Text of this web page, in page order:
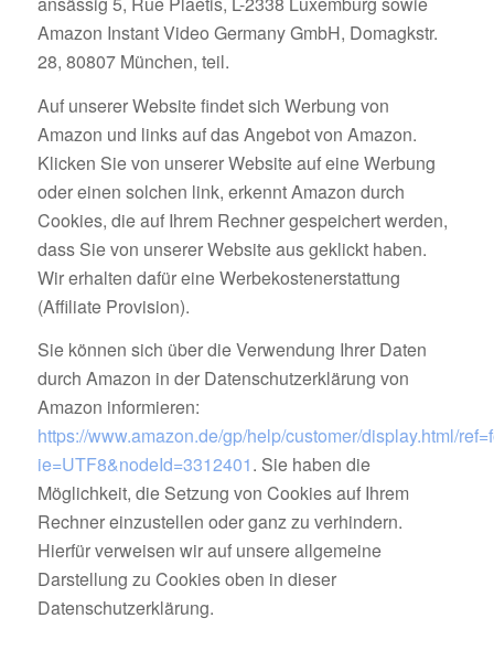
Amazon Instant Video Germany GmbH, Domagkstr.
28, 80807 München, teil.
Auf unserer Website findet sich Werbung von
Amazon und links auf das Angebot von Amazon.
Klicken Sie von unserer Website auf eine Werbung
oder einen solchen link, erkennt Amazon durch
Cookies, die auf Ihrem Rechner gespeichert werden,
dass Sie von unserer Website aus geklickt haben.
Wir erhalten dafür eine Werbekostenerstattung
(Affiliate Provision).
Sie können sich über die Verwendung Ihrer Daten
durch Amazon in der Datenschutzerklärung von
Amazon informieren:
https://www.amazon.de/gp/help/customer/display.html/
ie=UTF8&nodeId=3312401. Sie haben die
Möglichkeit, die Setzung von Cookies auf Ihrem
Rechner einzustellen oder ganz zu verhindern.
Hierfür verweisen wir auf unsere allgemeine
Darstellung zu Cookies oben in dieser
Datenschutzerklärung.